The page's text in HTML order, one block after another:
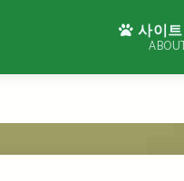
사이